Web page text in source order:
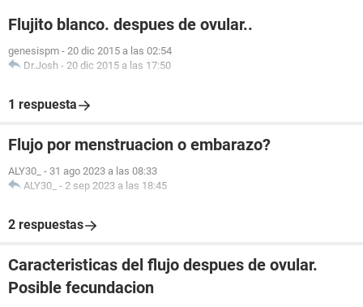
Flujito blanco. despues de ovular..
genesispm - 20 dic 2015 a las 02:54
Dr.Josh - 20 dic 2015 a las 17:50
1 respuesta
Flujo por menstruacion o embarazo?
ALY30_ - 31 ago 2023 a las 08:33
ALY30_ - 2 sep 2023 a las 18:45
2 respuestas
Caracteristicas del flujo despues de ovular.
Posible fecundacion